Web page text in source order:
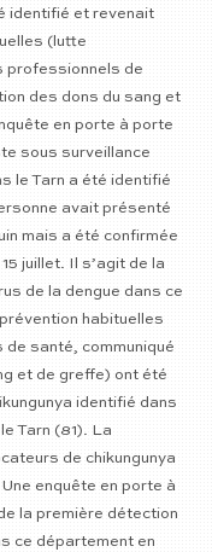
identifié et revenait
(lutte
professionnels de
des dons du sang et
en porte à porte
sous surveillance
le Tarn a été identifié
avait présenté
mais a été confirmée
juillet. Il s’agit de la
de la dengue dans ce
habituelles
santé, communiqué
et de greffe) ont été
identifié dans
Tarn (81). La
de chikungunya
enquête en porte à
la première détection
ce département en